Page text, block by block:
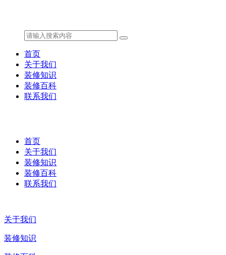
首页
关于我们
装修知识
装修百科
联系我们
首页
关于我们
装修知识
装修百科
联系我们
关于我们
装修知识